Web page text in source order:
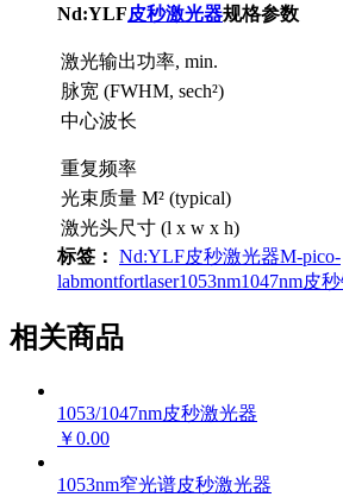
Nd:YLF皮秒激光器规格参数
激光输出功率, min.
脉宽 (FWHM, sech²)
中心波长
重复频率
光束质量 M² (typical)
激光头尺寸 (l x w x h)
标签： Nd:YLF皮秒激光器M-pico-
labmontfortlaser1053nm1047nm皮
相关商品
1053/1047nm皮秒激光器
￥0.00
1053nm窄光谱皮秒激光器